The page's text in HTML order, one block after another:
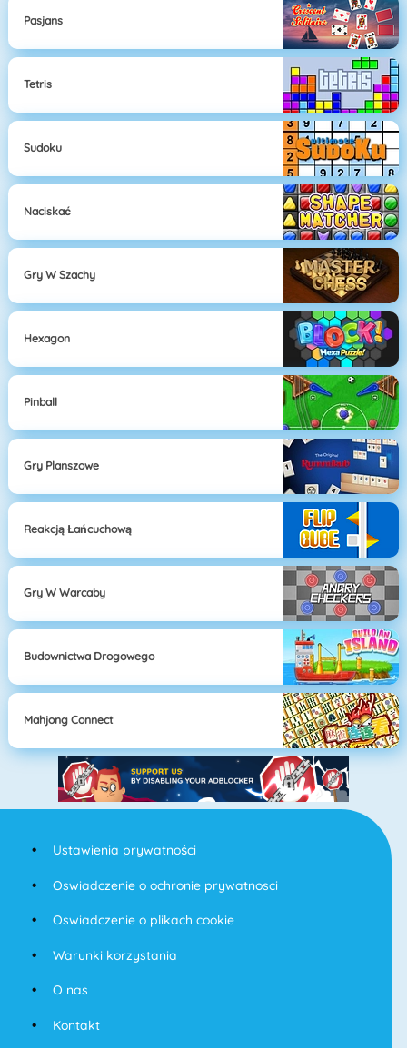
Pasjans
Tetris
Sudoku
Naciskać
Gry W Szachy
Hexagon
Pinball
Gry Planszowe
Reakcją Łańcuchową
Gry W Warcaby
Budownictwa Drogowego
Mahjong Connect
Ustawienia prywatności
Oswiadczenie o ochronie prywatnosci
Oswiadczenie o plikach cookie
Warunki korzystania
O nas
Kontakt